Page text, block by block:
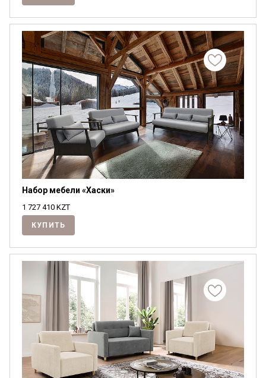
Набор мебели «Хаски»
1 727 410 KZT
КУПИТЬ